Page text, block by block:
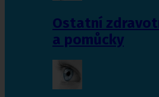
Ostatní
a pomůcky